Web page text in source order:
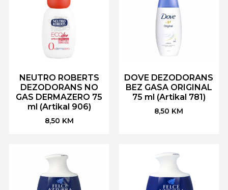
NEUTRO ROBERTS
DEZODORANS NO
GAS DERMAZERO 75
ml (Artikal 906)
8,50 KM
DOVE DEZODORANS
BEZ GASA ORIGINAL
75 ml (Artikal 781)
8,50 KM